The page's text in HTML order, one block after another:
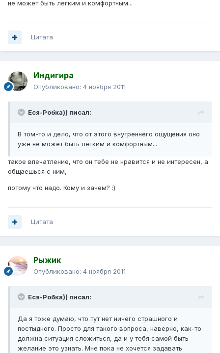
не может быть легким и комфортным...
Цитата
Индигира
Опубликовано: 4 ноября 2011
Еся-Робка)) писал:
В том-то и дело, что от этого внутреннего ощущения оно
уже не может быть легким и комфортным...
такое впечатление, что он тебе не нравится и не интересен, а
общаешься с ним,
потому что надо. Кому и зачем? :)
Цитата
Рыжик
Опубликовано: 4 ноября 2011
Еся-Робка)) писал:
Да я тоже думаю, что тут нет ничего страшного и
постыдного. Просто для такого вопроса, наверно, как-то
должна ситуация сложиться, да и у тебя самой быть
желание это узнать. Мне пока не хочется задавать